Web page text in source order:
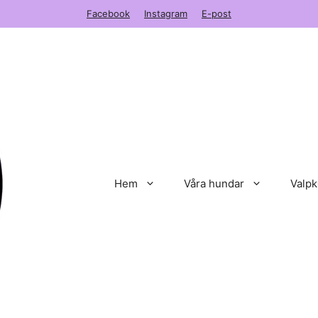
Facebook Instagram E-post
Hem Våra hundar